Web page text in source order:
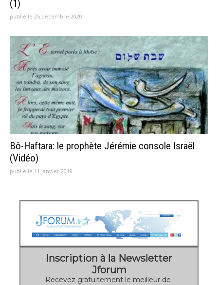
(1)
publié le 25 décembre 2020
Bô-Haftara: le prophète Jérémie console Israël
(Vidéo)
publié le 11 janvier 2019
Inscription à la Newsletter
Jforum
Recevez gratuitement le meilleur de